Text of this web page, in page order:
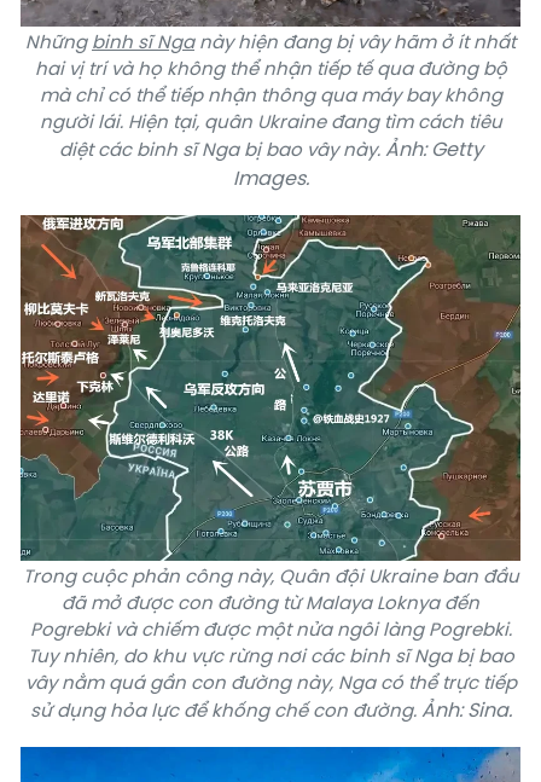
Nhữngbinh sĩ Nganày hiện đang bị vây hãm ở ít nhất
hai vị trí và họ không thể nhận tiếp tế qua đường bộ
mà chỉ có thể tiếp nhận thông qua máy bay không
người lái. Hiện tại, quân Ukraine đang tìm cách tiêu
diệt các binh sĩ Nga bị bao vây này.Ảnh: Getty
Images.
Trong cuộc phản công này, Quân đội Ukraine ban đầu
đã mở được con đường từ Malaya Loknya đến
Pogrebki và chiếm được một nửa ngôi làng Pogrebki.
Tuy nhiên, do khu vực rừng nơi các binh sĩ Nga bị bao
vây nằm quá gần con đường này, Nga có thể trực tiếp
sử dụng hỏa lực để khống chế con đường.Ảnh: Sina.